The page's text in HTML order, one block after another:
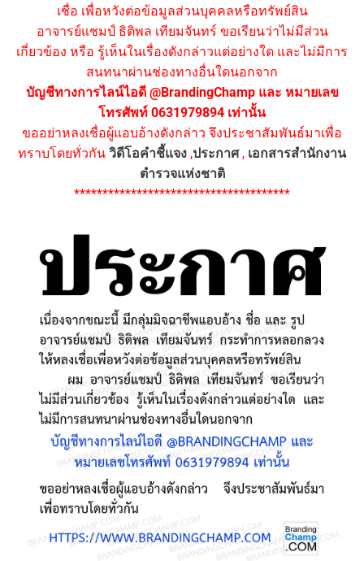
เชื่อ เพื่อหวังต่อข้อมูลส่วนบุคคลหรือทรัพย์สิน
อาจารย์แชมป์ ธิติพล เทียมจันทร์ ขอเรียนว่าไม่มีส่วน
เกี่ยวข้อง หรือ รู้เห็นในเรื่องดังกล่าวแต่อย่างใด และไม่มีการ
สนทนาผ่านช่องทางอื่นใดนอกจาก
บัญชีทางการไลน์ไอดี @BrandingChamp และ หมายเลข
โทรศัพท์ 0631979894 เท่านั้น
ขออย่าหลงเชื่อผู้แอบอ้างดังกล่าว จึงประชาสัมพันธ์มาเพื่อ
ทราบโดยทั่วกัน วิดีโอคำชี้แจง ,ประกาศ, เอกสารสำนักงาน
ตำรวจแห่งชาติ
**************************************